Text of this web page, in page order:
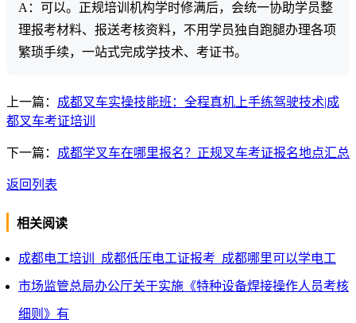
A：可以。正规培训机构学时修满后，会统一协助学员整
理报考材料、报送考核资料，不用学员独自跑腿办理各项
繁琐手续，一站式完成学技术、考证书。
上一篇： 成都叉车实操技能班：全程真机上手练驾驶技术|成
都叉车考证培训
下一篇： 成都学叉车在哪里报名？正规叉车考证报名地点汇总
返回列表
相关阅读
成都电工培训_成都低压电工证报考_成都哪里可以学电工
市场监管总局办公厅关于实施《特种设备焊接操作人员考核
细则》有